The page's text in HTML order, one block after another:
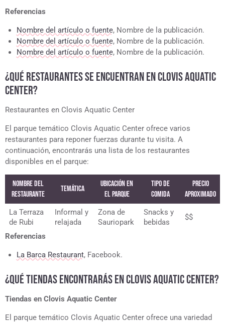
Referencias
Nombre del artículo o fuente, Nombre de la publicación.
Nombre del artículo o fuente, Nombre de la publicación.
Nombre del artículo o fuente, Nombre de la publicación.
¿QUÉ RESTAURANTES SE ENCUENTRAN EN CLOVIS AQUATIC
CENTER?
Restaurantes en Clovis Aquatic Center
El parque temático Clovis Aquatic Center ofrece varios
restaurantes para reponer fuerzas durante tu visita. A
continuación, encontrarás una lista de los restaurantes
disponibles en el parque:
Nombre del
Restaurante
Temática
Ubicación en
el Parque
Tipo de
Comida
Precio
Aproximado
La Terraza
de Rubi
Informal y
relajada
Zona de
Sauriopark
Snacks y
bebidas
$$
Referencias
La Barca Restaurant, Facebook.
¿QUÉ TIENDAS ENCONTRARÁS EN CLOVIS AQUATIC CENTER?
Tiendas en Clovis Aquatic Center
El parque temático Clovis Aquatic Center ofrece una variedad